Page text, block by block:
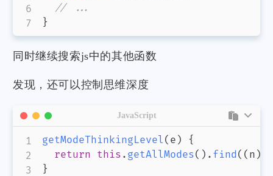
// ...
}
同时继续搜索js中的其他函数
发现，还可以控制思维深度
getModeThinkingLevel ( e )
{
return this . getAllModes( ) . find( ( n )
}
JavaScript